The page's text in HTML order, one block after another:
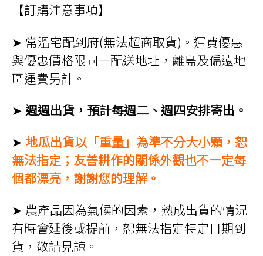
【訂購注意事項】
➤ 常溫宅配到府(無法超商取貨)。運費優惠
與優惠價格限同一配送地址，離島及偏遠地
區運費另計。
➤ 週週出貨，預計每週二、週四安排寄出。
➤ 地瓜出貨以「重量」為準不分大小顆，恕
無法指定；友善耕作的關係外觀也不一定每
個都漂亮，謝謝您的理解。
➤ 農產品因為氣候的因素，熟成出貨的情況
有時會延後或提前，恕無法指定特定日期到
貨，敬請見諒。